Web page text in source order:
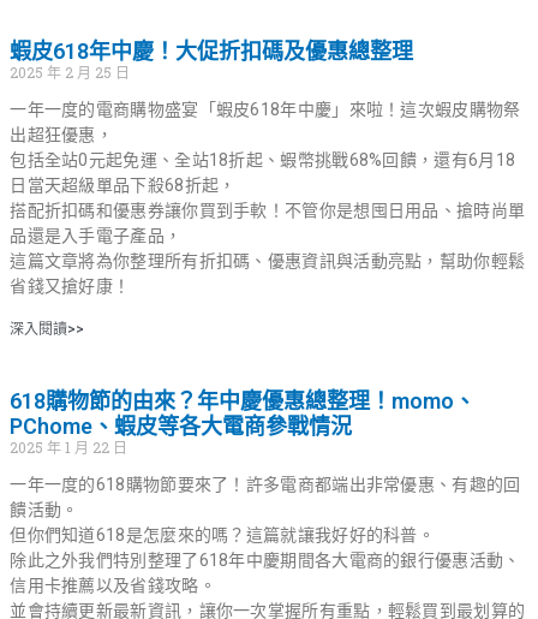
蝦皮618年中慶！大促折扣碼及優惠總整理
2025 年 2 月 25 日
一年一度的電商購物盛宴「蝦皮618年中慶」來啦！這次蝦皮購物祭
出超狂優惠，
包括全站0元起免運、全站18折起、蝦幣挑戰68%回饋，還有6月18
日當天超級單品下殺68折起，
搭配折扣碼和優惠券讓你買到手軟！不管你是想囤日用品、搶時尚單
品還是入手電子產品，
這篇文章將為你整理所有折扣碼、優惠資訊與活動亮點，幫助你輕鬆
省錢又搶好康！
深入閱讀>>
618購物節的由來？年中慶優惠總整理！momo、
PChome、蝦皮等各大電商參戰情況
2025 年 1 月 22 日
一年一度的618購物節要來了！許多電商都端出非常優惠、有趣的回
饋活動。
但你們知道618是怎麼來的嗎？這篇就讓我好好的科普。
除此之外我們特別整理了618年中慶期間各大電商的銀行優惠活動、
信用卡推薦以及省錢攻略。
並會持續更新最新資訊，讓你一次掌握所有重點，輕鬆買到最划算的